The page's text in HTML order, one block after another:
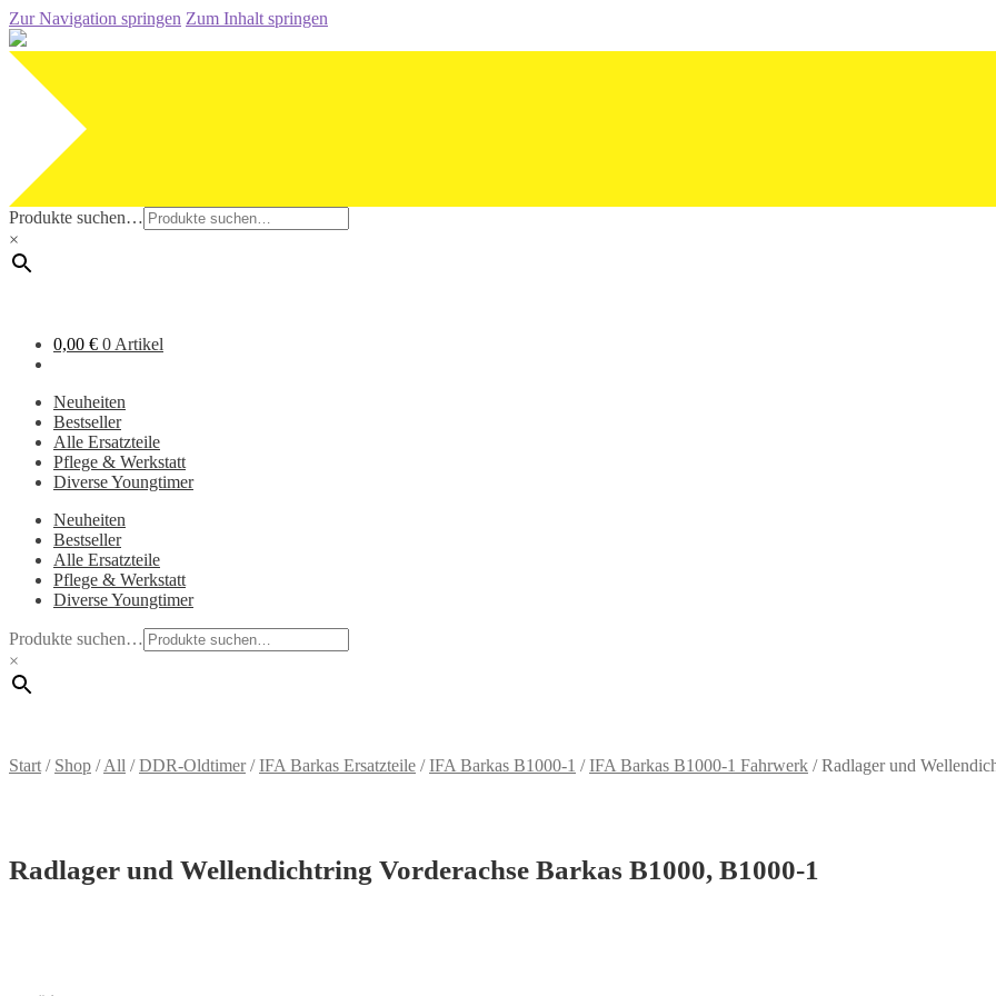
Zur Navigation springen Zum Inhalt springen
Produkte suchen…
×
0,00 € 0 Artikel
Neuheiten
Bestseller
Alle Ersatzteile
Pflege & Werkstatt
Diverse Youngtimer
Neuheiten
Bestseller
Alle Ersatzteile
Pflege & Werkstatt
Diverse Youngtimer
Produkte suchen…
×
Start / Shop /All /DDR-Oldtimer/IFA Barkas Ersatzteile /IFA Barkas B1000-1 /IFA Barkas B1000-1 Fahrwerk /Radlager und
Radlager und Wellendichtring Vorderachse Barkas B1000, B1000-1